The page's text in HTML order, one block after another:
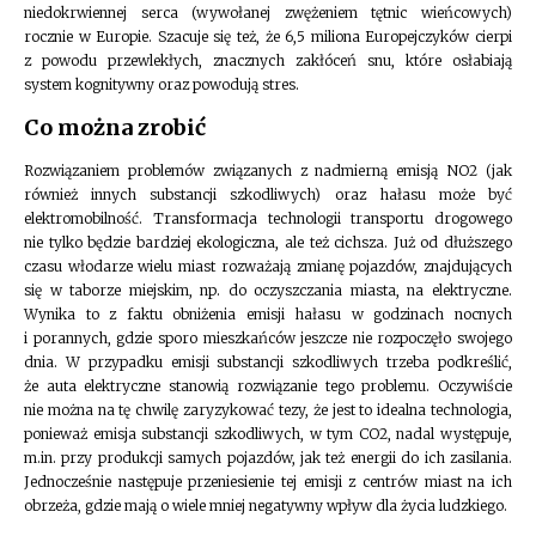
niedokrwiennej serca (wywołanej zwężeniem tętnic wieńcowych)
rocznie w Europie. Szacuje się też, że 6,5 miliona Europejczyków cierpi
z powodu przewlekłych, znacznych zakłóceń snu, które osłabiają
system kognitywny oraz powodują stres.
Co można zrobić
Rozwiązaniem problemów związanych z nadmierną emisją NO2 (jak
również innych substancji szkodliwych) oraz hałasu może być
elektromobilność. Transformacja technologii transportu drogowego
nie tylko będzie bardziej ekologiczna, ale też cichsza. Już od dłuższego
czasu włodarze wielu miast rozważają zmianę pojazdów, znajdujących
się w taborze miejskim, np. do oczyszczania miasta, na elektryczne.
Wynika to z faktu obniżenia emisji hałasu w godzinach nocnych
i porannych, gdzie sporo mieszkańców jeszcze nie rozpoczęło swojego
dnia. W przypadku emisji substancji szkodliwych trzeba podkreślić,
że auta elektryczne stanowią rozwiązanie tego problemu. Oczywiście
nie można na tę chwilę zaryzykować tezy, że jest to idealna technologia,
ponieważ emisja substancji szkodliwych, w tym CO2, nadal występuje,
m.in. przy produkcji samych pojazdów, jak też energii do ich zasilania.
Jednocześnie następuje przeniesienie tej emisji z centrów miast na ich
obrzeża, gdzie mają o wiele mniej negatywny wpływ dla życia ludzkiego.